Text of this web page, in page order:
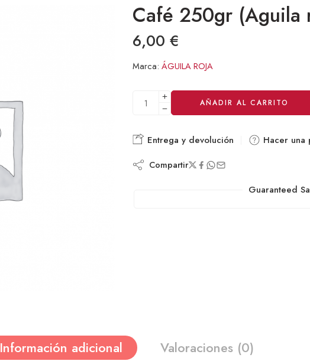
Café 250gr (Aguila
6,00 €
Marca: ÁGUILA ROJA
AÑADIR AL CARRITO
Alternative:
Entrega y devolución Hacer una
Compartir
Guaranteed
Información adicional Valoraciones (0)